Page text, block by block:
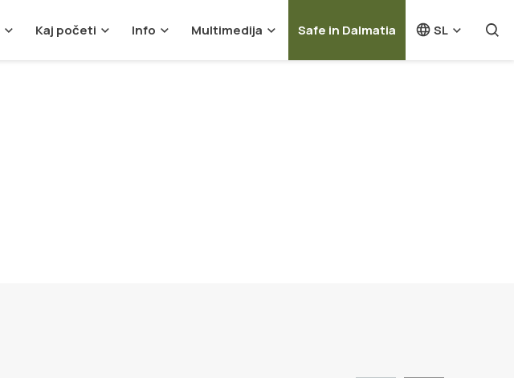
Kaj početi Info Multimedija Safe in Dalmatia SL